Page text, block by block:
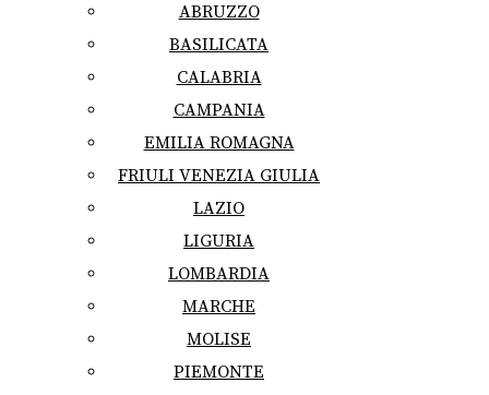
ABRUZZO
BASILICATA
CALABRIA
CAMPANIA
EMILIA ROMAGNA
FRIULI VENEZIA GIULIA
LAZIO
LIGURIA
LOMBARDIA
MARCHE
MOLISE
PIEMONTE